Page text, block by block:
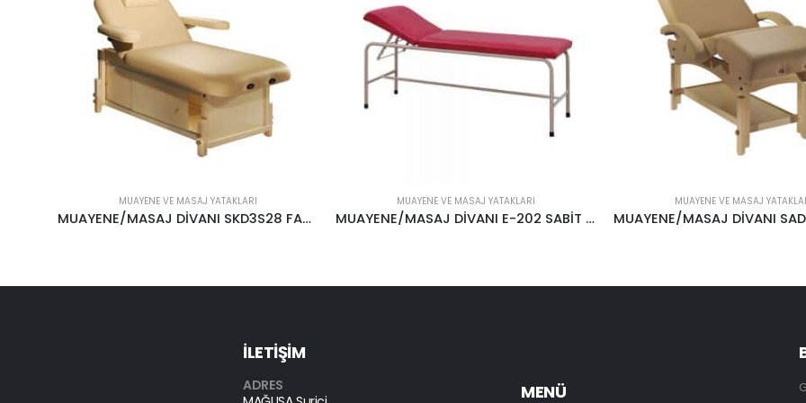
MUAYENE VE MASAJ YATAKLARI
MUAYENE/MASAJ DİVANI E-202 SABİT AYAKLI
MUAYENE VE MASAJ YATAKLARI
MUAYENE/MASAJ DİVANI SAD3S28 LAS28 ARCHER-DELUXE
MUAYENE VE MASAJ
İLETİŞİM
ADRES
MENÜ